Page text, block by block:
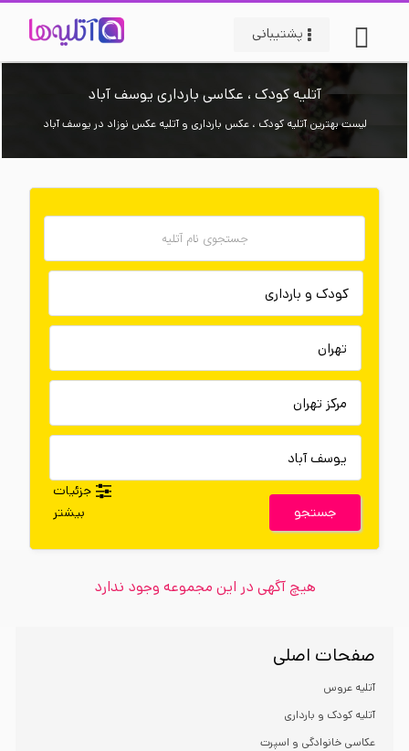
پشتیبانی
آتلیه کودک ، عکاسی بارداری یوسف آباد
لیست بهترین آتلیه کودک ، عکس بارداری و آتلیه عکس نوزاد در یوسف آباد
جستجو
جزئیات
بیشتر
هیچ آگهی در این مجموعه وجود ندارد
صفحات اصلی
آتلیه عروس
آتلیه کودک و بارداری
عکاسی خانوادگی و اسپرت